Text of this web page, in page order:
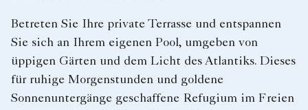
Betreten Sie Ihre private Terrasse und entspannen
Sie sich an Ihrem eigenen Pool, umgeben von
üppigen Gärten und dem Licht des Atlantiks. Dieses
für ruhige Morgenstunden und goldene
Sonnenuntergänge geschaffene Refugium im Freien